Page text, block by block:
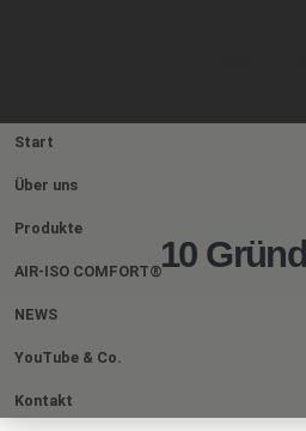
Start
Über uns
Produkte
AIR-ISO COMFORT®
NEWS
YouTube & Co.
Kontakt
10